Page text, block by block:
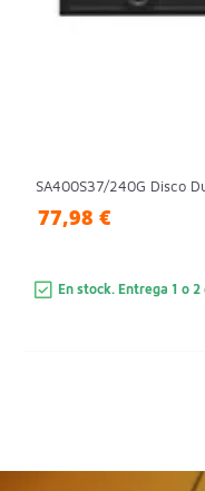
SA400S37/240G Disco
77,98 €
En stock. Entrega 1 o